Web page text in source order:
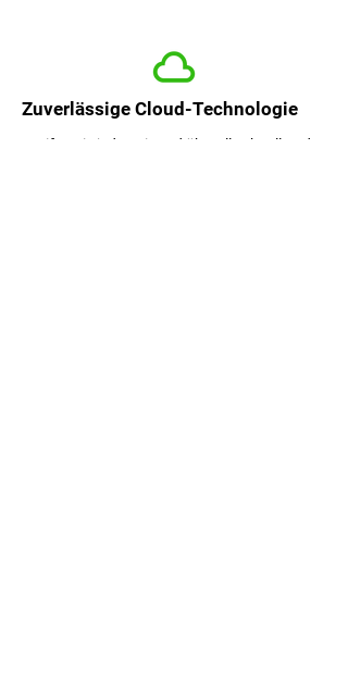
Zuverlässige Cloud-Technologie
Greifen Sie jederzeit und überall schnell und